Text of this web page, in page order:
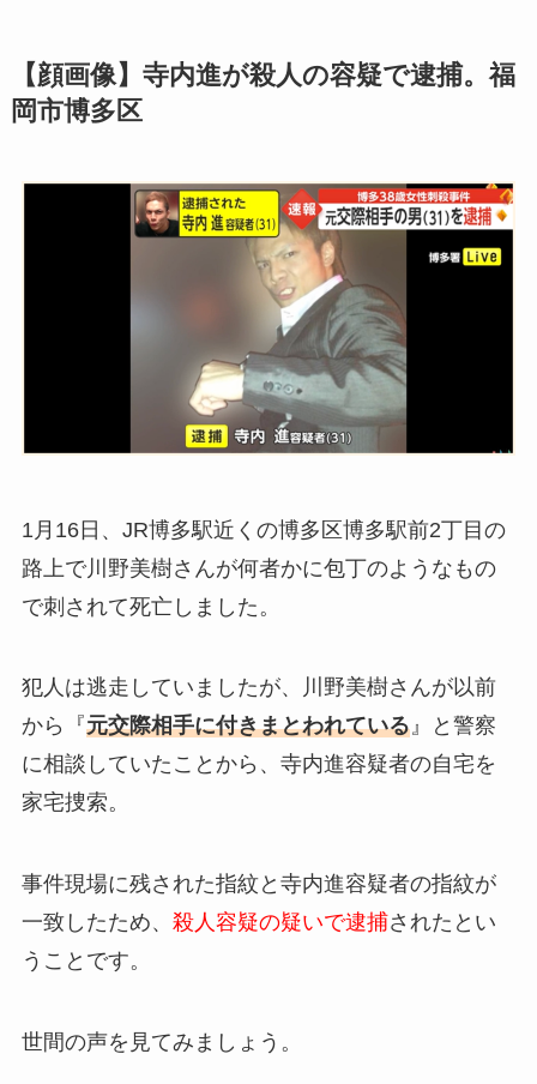
【顔画像】寺内進が殺人の容疑で逮捕。福
岡市博多区
1月16日、 JR博多駅近くの博多区博多駅前2丁目の
路上で川野美樹さんが何者かに包丁のようなもの
で刺されて死亡しました。
犯人は逃走していましたが、川野美樹さんが以前
から『元交際相手に付きまとわれている』と警察
に相談していたことから、寺内進容疑者の自宅を
家宅捜索。
事件現場に残された指紋と寺内進容疑者の指紋が
一致したため、 殺人容疑の疑いで逮捕されたとい
うことです。
世間の声を見てみましょう。